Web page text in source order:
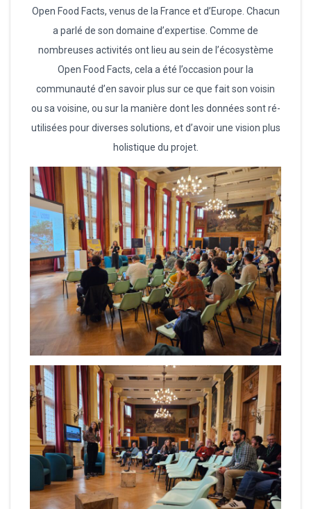
Open Food Facts, venus de la France et d’Europe. Chacun
a parlé de son domaine d’expertise. Comme de
nombreuses activités ont lieu au sein de l’écosystème
Open Food Facts, cela a été l’occasion pour la
communauté d’en savoir plus sur ce que fait son voisin
ou sa voisine, ou sur la manière dont les données sont ré-
utilisées pour diverses solutions, et d’avoir une vision plus
holistique du projet.